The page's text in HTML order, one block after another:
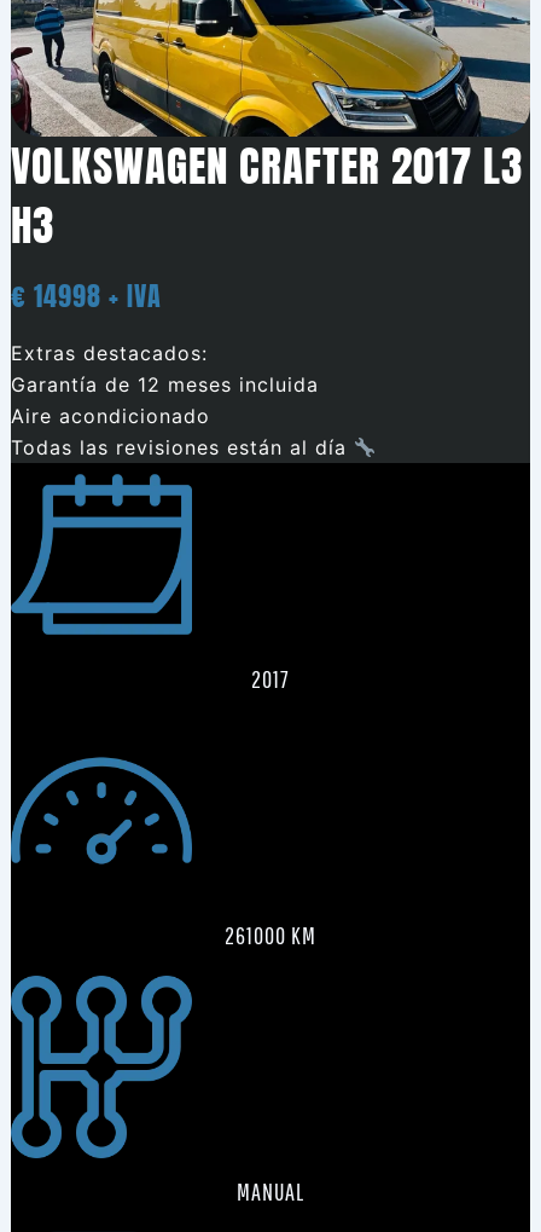
VOLKSWAGEN CRAFTER 2017 L3
H3
€ 14998 + IVA
Extras destacados:
Garantía de 12 meses incluida
Aire acondicionado
Todas las revisiones están al día
2017
261000 KM
MANUAL